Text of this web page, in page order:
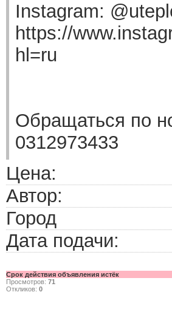
Instagram:
https://
hl=ru
Обращаться по
0312973433
Цена:
Автор:
Город
Дата подачи:
Срок действия объявления истёк
Просмотров: 71
Откликов: 0